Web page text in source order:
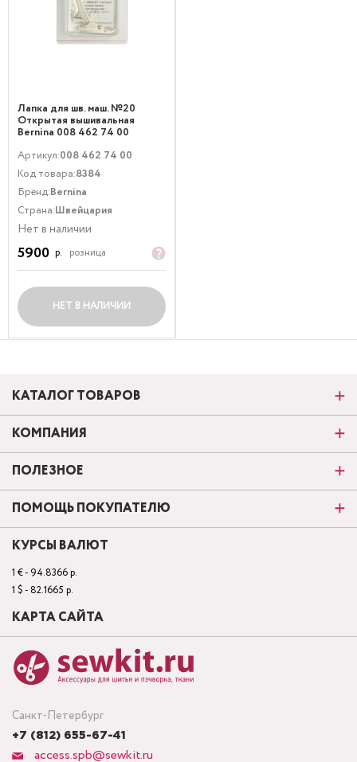
Лапка для шв. маш. №20
Открытая вышивальная
Bernina 008 462 74 00
Артикул:008 462 74 00
Код товара:8384
Бренд:Bernina
Страна:Швейцария
Нет в наличии
5900 р. розница
НЕТ В НАЛИЧИИ
Санкт-Петербург
+7 (812) 655-67-41
access.spb@sewkit.ru
КАТАЛОГ ТОВАРОВ
КОМПАНИЯ
ПОЛЕЗНОЕ
ПОМОЩЬ ПОКУПАТЕЛЮ
КУРСЫ ВАЛЮТ
1 € - 94.8366 р.
1 $ - 82.1665 р.
КАРТА САЙТА